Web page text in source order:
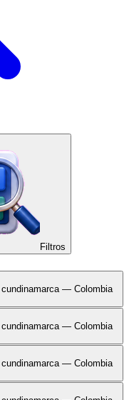
Filtros